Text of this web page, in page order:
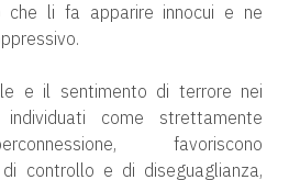
che li fa apparire innocui e ne
e il sentimento di terrore nei
come strettamente
favoriscono
controllo e di diseguaglianza,